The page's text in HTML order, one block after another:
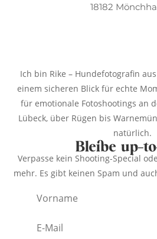
18182
Ich bin Rike – Hundefotografin
einem sicheren Blick für echte
für emotionale Fotoshootings an
Lübeck, über Rügen bis
natürlich.
Bleibe up-
Verpasse kein Shooting-Special
mehr. Es gibt keinen Spam und